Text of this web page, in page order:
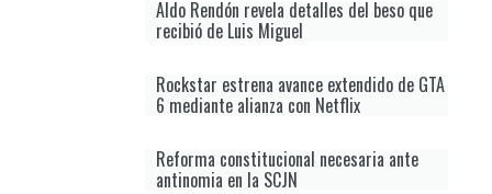
Aldo Rendón revela detalles del beso que
recibió de Luis Miguel
Rockstar estrena avance extendido de GTA
6 mediante alianza con Netflix
Reforma constitucional necesaria ante
antinomia en la SCJN